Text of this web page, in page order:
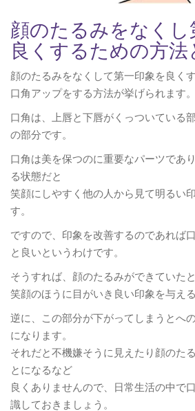
顔のたるみをなくし
良くするための方法
顔のたるみをなくして第一印象を良くす
口角アップをする方法が挙げられます。
口角は、上唇と下唇がくっついている
の部分です。
口角は美を保つのに重要なパーツであ
る状態だと
笑顔にしやすく他の人から見て明るい
す。
ですので、印象を改善するのであれば
と良いというわけです。
そうすれば、顔のたるみができていた
笑顔のほうに目がいき良い印象を与え
逆に、この部分が下がってしまうとへ
になります。
それだと不機嫌そうに見えたり顔のた
とになるなど
良くありませんので、日常生活の中で
識しておきましょう。